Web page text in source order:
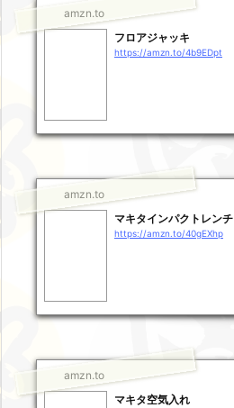
amzn.to
フロアジャッキ
https://amzn.to/4b9EDpt
amzn.to
マキタインパクトレンチ
https://amzn.to/40gEXhp
amzn.to
マキタ空気入れ